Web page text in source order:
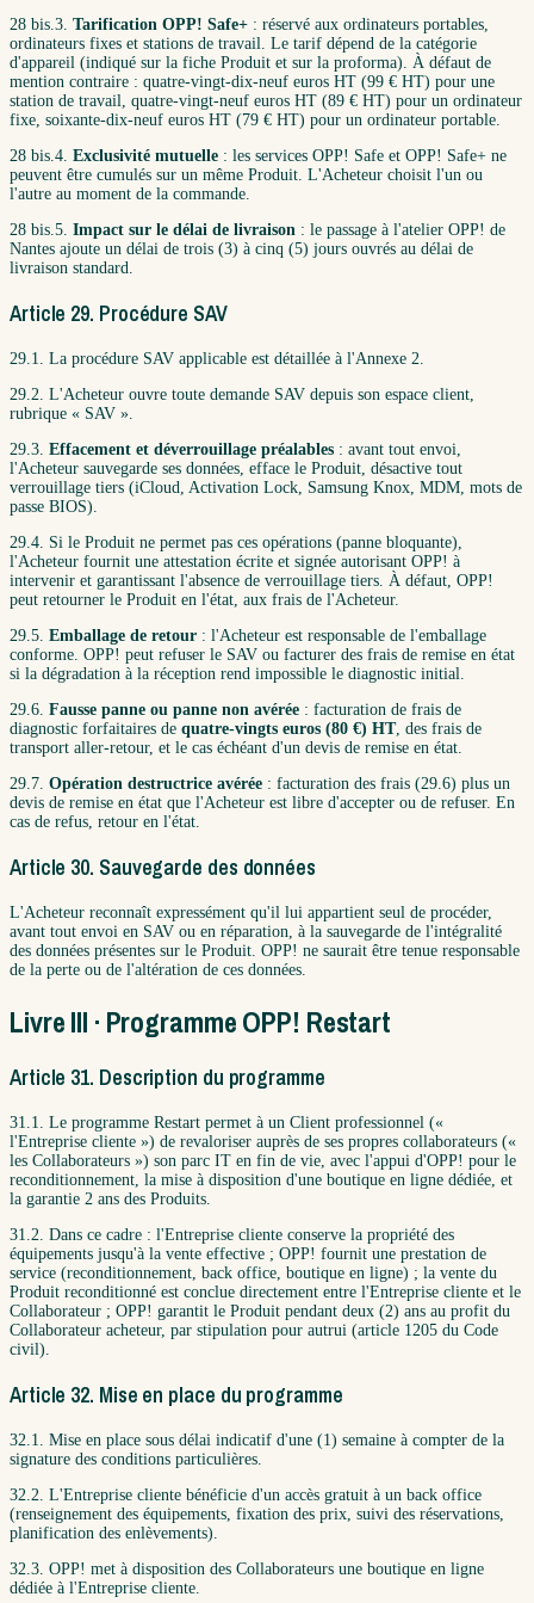
28 bis.3. Tarification OPP! Safe+ : réservé aux ordinateurs portables,
ordinateurs fixes et stations de travail. Le tarif dépend de la catégorie
d'appareil (indiqué sur la fiche Produit et sur la proforma). À défaut de
mention contraire : quatre-vingt-dix-neuf euros HT (99 € HT) pour une
station de travail, quatre-vingt-neuf euros HT (89 € HT) pour un ordinateur
fixe, soixante-dix-neuf euros HT (79 € HT) pour un ordinateur portable.
28 bis.4. Exclusivité mutuelle : les services OPP! Safe et OPP! Safe+ ne
peuvent être cumulés sur un même Produit. L'Acheteur choisit l'un ou
l'autre au moment de la commande.
28 bis.5. Impact sur le délai de livraison : le passage à l'atelier OPP! de
Nantes ajoute un délai de trois (3) à cinq (5) jours ouvrés au délai de
livraison standard.
Article 29. Procédure SAV
29.1. La procédure SAV applicable est détaillée à l'Annexe 2.
29.2. L'Acheteur ouvre toute demande SAV depuis son espace client,
rubrique « SAV ».
29.3. Effacement et déverrouillage préalables : avant tout envoi,
l'Acheteur sauvegarde ses données, efface le Produit, désactive tout
verrouillage tiers (iCloud, Activation Lock, Samsung Knox, MDM, mots de
passe BIOS).
29.4. Si le Produit ne permet pas ces opérations (panne bloquante),
l'Acheteur fournit une attestation écrite et signée autorisant OPP! à
intervenir et garantissant l'absence de verrouillage tiers. À défaut, OPP!
peut retourner le Produit en l'état, aux frais de l'Acheteur.
29.5. Emballage de retour : l'Acheteur est responsable de l'emballage
conforme. OPP! peut refuser le SAV ou facturer des frais de remise en état
si la dégradation à la réception rend impossible le diagnostic initial.
29.6. Fausse panne ou panne non avérée : facturation de frais de
diagnostic forfaitaires de quatre-vingts euros (80 €) HT, des frais de
transport aller-retour, et le cas échéant d'un devis de remise en état.
29.7. Opération destructrice avérée : facturation des frais (29.6) plus un
devis de remise en état que l'Acheteur est libre d'accepter ou de refuser. En
cas de refus, retour en l'état.
Article 30. Sauvegarde des données
L'Acheteur reconnaît expressément qu'il lui appartient seul de procéder,
avant tout envoi en SAV ou en réparation, à la sauvegarde de l'intégralité
des données présentes sur le Produit. OPP! ne saurait être tenue responsable
de la perte ou de l'altération de ces données.
Livre III · Programme OPP! Restart
Article 31. Description du programme
31.1. Le programme Restart permet à un Client professionnel («
l'Entreprise cliente ») de revaloriser auprès de ses propres collaborateurs («
les Collaborateurs ») son parc IT en fin de vie, avec l'appui d'OPP! pour le
reconditionnement, la mise à disposition d'une boutique en ligne dédiée, et
la garantie 2 ans des Produits.
31.2. Dans ce cadre : l'Entreprise cliente conserve la propriété des
équipements jusqu'à la vente effective ; OPP! fournit une prestation de
service (reconditionnement, back office, boutique en ligne) ; la vente du
Produit reconditionné est conclue directement entre l'Entreprise cliente et le
Collaborateur ; OPP! garantit le Produit pendant deux (2) ans au profit du
Collaborateur acheteur, par stipulation pour autrui (article 1205 du Code
civil).
Article 32. Mise en place du programme
32.1. Mise en place sous délai indicatif d'une (1) semaine à compter de la
signature des conditions particulières.
32.2. L'Entreprise cliente bénéficie d'un accès gratuit à un back office
(renseignement des équipements, fixation des prix, suivi des réservations,
planification des enlèvements).
32.3. OPP! met à disposition des Collaborateurs une boutique en ligne
dédiée à l'Entreprise cliente.